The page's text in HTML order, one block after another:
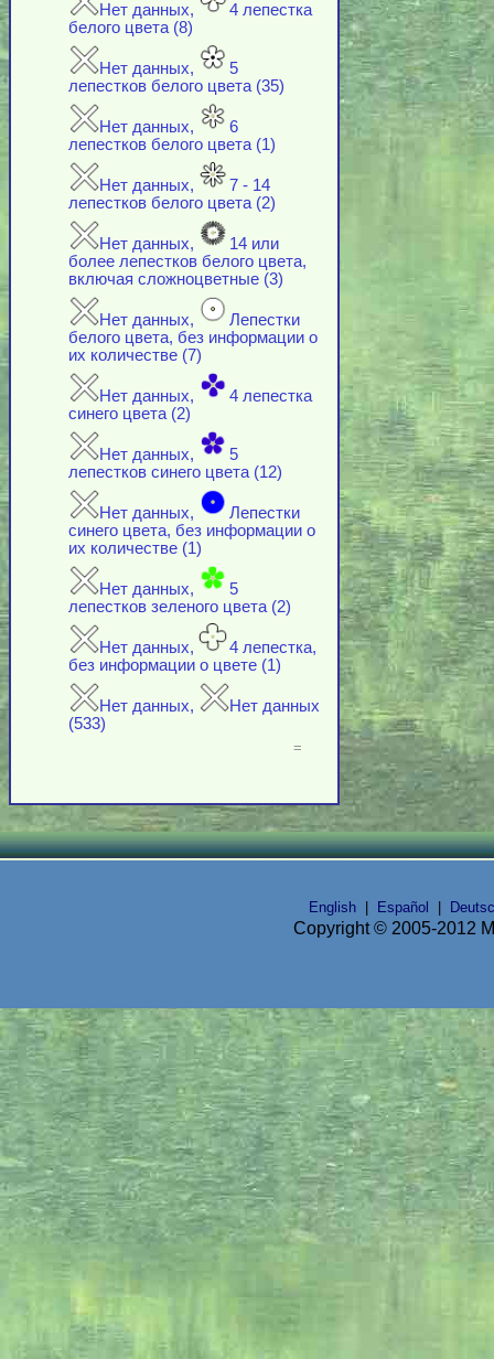
Нет данных,
4 лепестка
белого цвета (8)
Нет данных,
5
лепестков белого цвета (35)
Нет данных,
6
лепестков белого цвета (1)
Нет данных,
7 - 14
лепестков белого цвета (2)
Нет данных,
14 или
более лепестков белого цвета,
включая cложноцветные (3)
Нет данных,
Лепестки
белого цвета, без информации о
их количестве (7)
Нет данных,
4 лепестка
синего цвета (2)
Нет данных,
5
лепестков синего цвета (12)
Нет данных,
Лепестки
синего цвета, без информации о
их количестве (1)
Нет данных,
5
лепестков зеленого цвета (2)
Нет данных,
4 лепестка,
без информации о цвете (1)
Нет данных,
Нет данных
(533)
=
English Español
Copyright © 2005-2012